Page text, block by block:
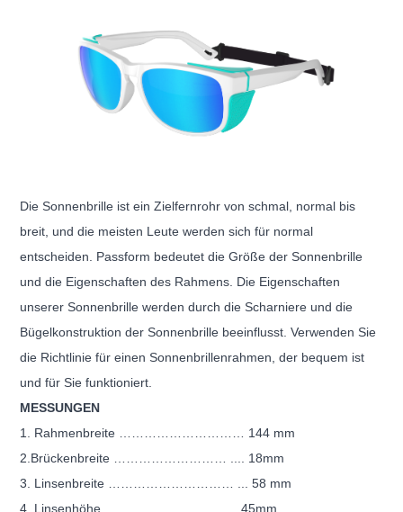
Die Sonnenbrille ist ein Zielfernrohr von schmal, normal bis
breit, und die meisten Leute werden sich für normal
entscheiden. Passform bedeutet die Größe der Sonnenbrille
und die Eigenschaften des Rahmens. Die Eigenschaften
unserer Sonnenbrille werden durch die Scharniere und die
Bügelkonstruktion der Sonnenbrille beeinflusst. Verwenden Sie
die Richtlinie für einen Sonnenbrillenrahmen, der bequem ist
und für Sie funktioniert.
MESSUNGEN
1. Rahmenbreite ………………………… 144 mm
2.Brückenbreite ……………………… .... 18mm
3. Linsenbreite ………………………… ... 58 mm
4. Linsenhöhe ………………………… ..45mm